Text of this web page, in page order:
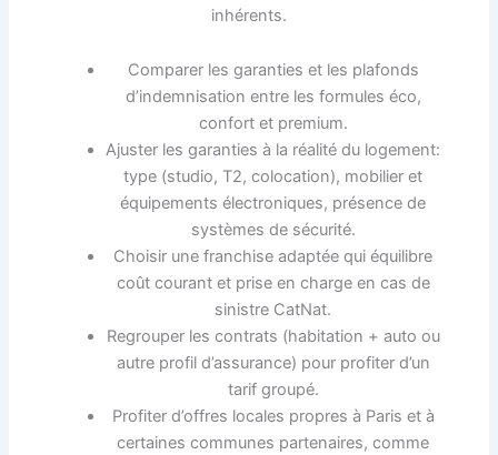
inhérents.
Comparer les garanties et les plafonds
d’indemnisation entre les formules éco,
confort et premium.
Ajuster les garanties à la réalité du logement:
type (studio, T2, colocation), mobilier et
équipements électroniques, présence de
systèmes de sécurité.
Choisir une franchise adaptée qui équilibre
coût courant et prise en charge en cas de
sinistre CatNat.
Regrouper les contrats (habitation + auto ou
autre profil d’assurance) pour profiter d’un
tarif groupé.
Profiter d’offres locales propres à Paris et à
certaines communes partenaires, comme